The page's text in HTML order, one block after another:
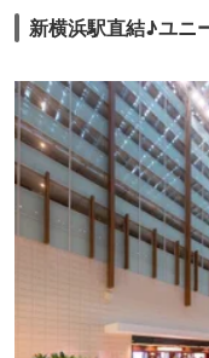
新横浜駅直結♪ユニ